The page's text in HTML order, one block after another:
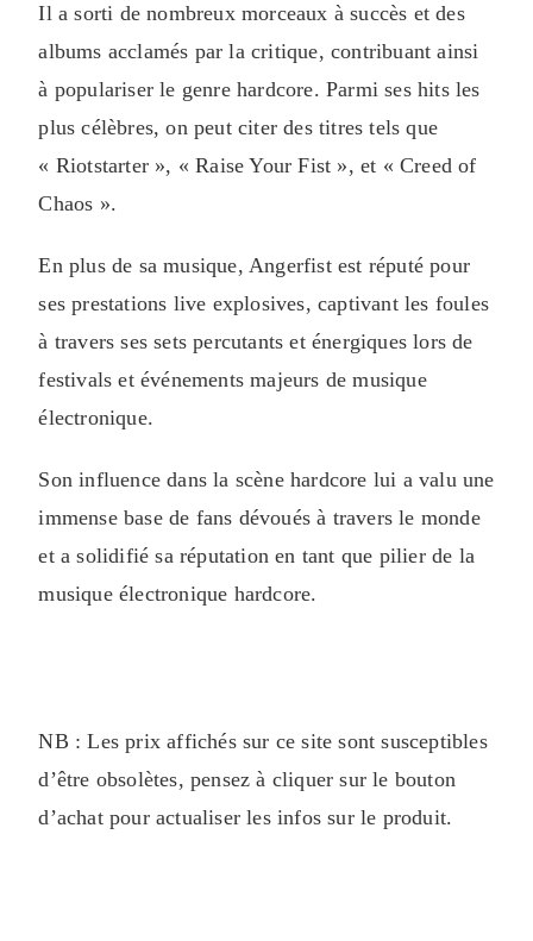
Il a sorti de nombreux morceaux à succès et des
albums acclamés par la critique, contribuant ainsi
à populariser le genre hardcore. Parmi ses hits les
plus célèbres, on peut citer des titres tels que
« Riotstarter », « Raise Your Fist », et « Creed of
Chaos ».
En plus de sa musique, Angerfist est réputé pour
ses prestations live explosives, captivant les foules
à travers ses sets percutants et énergiques lors de
festivals et événements majeurs de musique
électronique.
Son influence dans la scène hardcore lui a valu une
immense base de fans dévoués à travers le monde
et a solidifié sa réputation en tant que pilier de la
musique électronique hardcore.
NB : Les prix affichés sur ce site sont susceptibles
d’être obsolètes, pensez à cliquer sur le bouton
d’achat pour actualiser les infos sur le produit.